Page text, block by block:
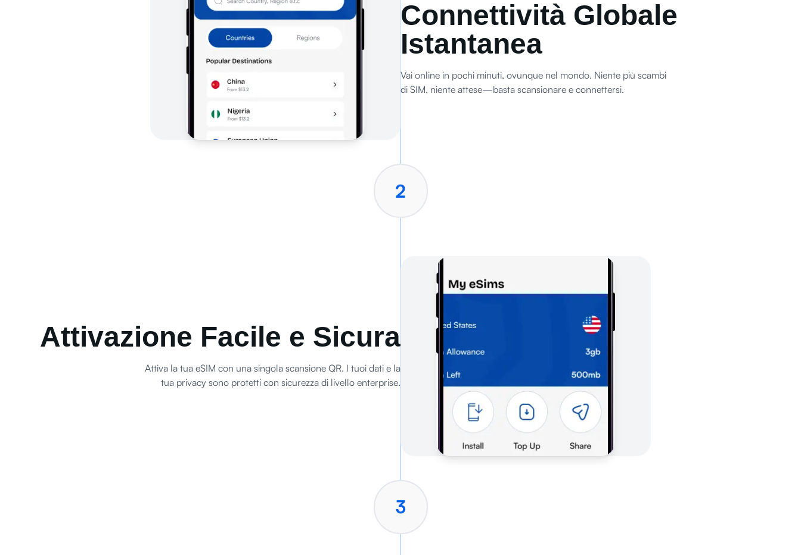
Connettività Globale
Istantanea
Vai online in pochi minuti, ovunque nel mondo. Niente più scambi
di SIM, niente attese—basta scansionare e connettersi.
2
Attivazione Facile e Sicura
Attiva la tua eSIM con una singola scansione QR. I tuoi dati e la
tua privacy sono protetti con sicurezza di livello enterprise.
3